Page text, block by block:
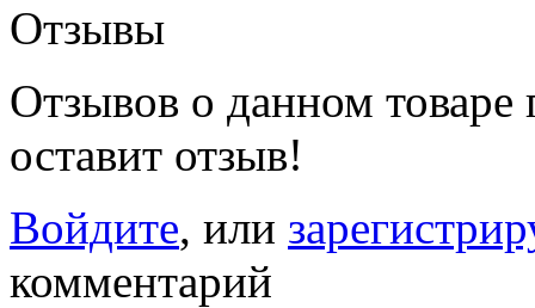
Отзывы
Отзывов о данном товаре
оставит отзыв!
Войдите, или
комментарий